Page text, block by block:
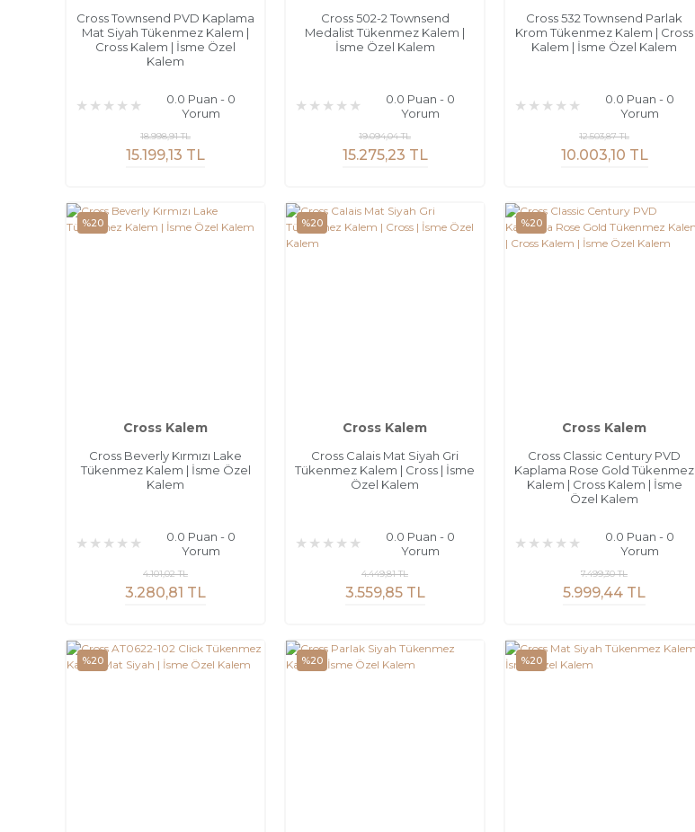
Cross Townsend PVD Kaplama
Mat Siyah Tükenmez Kalem |
Cross Kalem | İsme Özel
Kalem
0.0 Puan - 0
Yorum
15.199,13 TL
18.998,91 TL
Cross 502-2 Townsend
Medalist Tükenmez Kalem |
İsme Özel Kalem
0.0 Puan - 0
Yorum
15.275,23 TL
19.094,04 TL
Cross 532 Townsend Parlak
Krom Tükenmez Kalem | Cross
Kalem | İsme Özel Kalem
0.0 Puan - 0
Yorum
10.003,10 TL
12.503,87 TL
%20
Cross Kalem
Cross Beverly Kırmızı Lake
Tükenmez Kalem | İsme Özel
Kalem
0.0 Puan - 0
Yorum
3.280,81 TL
4.101,02 TL
%20
Cross Kalem
Cross Calais Mat Siyah Gri
Tükenmez Kalem | Cross | İsme
Özel Kalem
0.0 Puan - 0
Yorum
3.559,85 TL
4.449,81 TL
%20
Cross Kalem
Cross Classic Century PVD
Kaplama Rose Gold Tükenmez
Kalem | Cross Kalem | İsme
Özel Kalem
0.0 Puan - 0
Yorum
5.999,44 TL
7.499,30 TL
%20 %20 %20